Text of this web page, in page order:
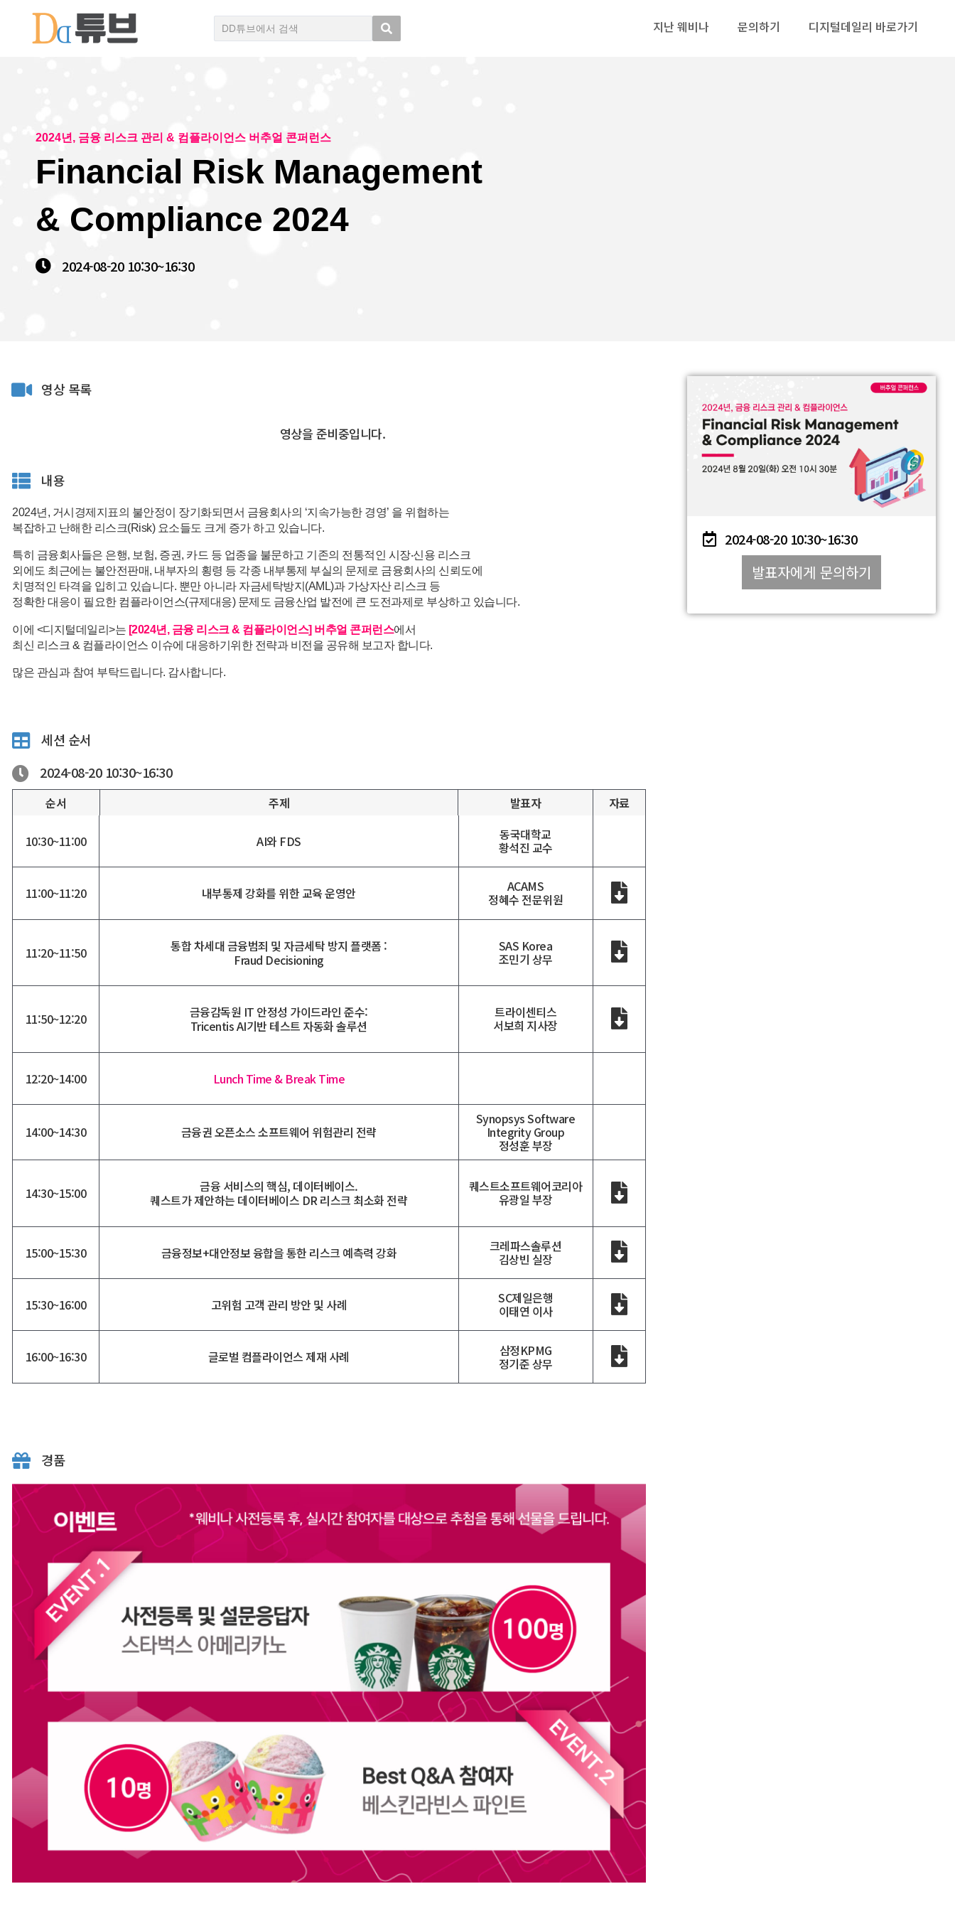
지난 웨비나 문의하기 디지털데일리 바로가기
2024년, 금융 리스크 관리 & 컴플라이언스 버추얼 콘퍼런스
Financial Risk Management
& Compliance 2024
2024-08-20 10:30~16:30
영상 목록
영상을 준비중입니다.
내용
2024년, 거시경제지표의 불안정이 장기화되면서 금융회사의 ‘지속가능한 경영’ 을 위협하는
복잡하고 난해한 리스크(Risk) 요소들도 크게 증가 하고 있습니다.
특히 금융회사들은 은행, 보험, 증권, 카드 등 업종을 불문하고 기존의 전통적인 시장‧신용 리스크
외에도 최근에는 불안전판매, 내부자의 횡령 등 각종 내부통제 부실의 문제로 금융회사의 신뢰도에
치명적인 타격을 입히고 있습니다. 뿐만 아니라 자금세탁방지(AML)과 가상자산 리스크 등
정확한 대응이 필요한 컴플라이언스(규제대응) 문제도 금융산업 발전에 큰 도전과제로 부상하고 있습니다.
이에 <디지털데일리>는 [2024년, 금융 리스크 & 컴플라이언스] 버추얼 콘퍼런스에서
최신 리스크 & 컴플라이언스 이슈에 대응하기위한 전략과 비전을 공유해 보고자 합니다.
많은 관심과 참여 부탁드립니다. 감사합니다.
2024-08-20 10:30~16:30
발표자에게 문의하기
세션 순서
2024-08-20 10:30~16:30
순서 주제 발표자 자료
10:30~11:00 AI와 FDS 동국대학교
황석진 교수
11:00~11:20 내부통제 강화를 위한 교육 운영안 ACAMS
정혜수 전문위원
11:20~11:50
통합 차세대 금융범죄 및 자금세탁 방지 플랫폼 :
Fraud Decisioning
SAS Korea
조민기 상무
11:50~12:20
금융감독원 IT 안정성 가이드라인 준수:
Tricentis AI기반 테스트 자동화 솔루션
트라이센티스
서보희 지사장
12:20~14:00 Lunch Time & Break Time
14:00~14:30 금융권 오픈소스 소프트웨어 위험관리 전략
Synopsys Software
Integrity Group
정성훈 부장
14:30~15:00
금융 서비스의 핵심, 데이터베이스.
퀘스트가 제안하는 데이터베이스 DR 리스크 최소화 전략
퀘스트소프트웨어코리아
유광일 부장
15:00~15:30 금융정보+대안정보 융합을 통한 리스크 예측력 강화 크레파스솔루션
김상빈 실장
15:30~16:00 고위험 고객 관리 방안 및 사례 SC제일은행
이태연 이사
16:00~16:30 글로벌 컴플라이언스 제재 사례 삼정KPMG
정기준 상무
경품